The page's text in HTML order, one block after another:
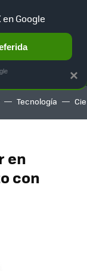
TERRITORIO
Tecnología
en
con
×
Google